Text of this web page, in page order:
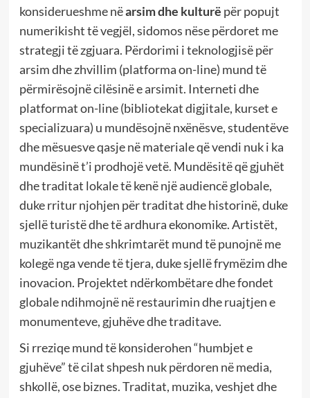
konsiderueshme nëarsim dhe kulturë për popujt
numerikisht të vegjël, sidomos nëse përdoret me
strategji të zgjuara. Përdorimi i teknologjisë për
arsim dhe zhvillim (platforma on-line) mund të
përmirësojnë cilësinë e arsimit. Interneti dhe
platformat on-line (bibliotekat digjitale, kurset e
specializuara) u mundësojnë nxënësve, studentëve
dhe mësuesve qasje në materiale që vendi nuk i ka
mundësinë t’i prodhojë vetë. Mundësitë që gjuhët
dhe traditat lokale të kenë një audiencë globale,
duke rritur njohjen për traditat dhe historinë, duke
sjellë turistë dhe të ardhura ekonomike. Artistët,
muzikantët dhe shkrimtarët mund të punojnë me
kolegë nga vende të tjera, duke sjellë frymëzim dhe
inovacion. Projektet ndërkombëtare dhe fondet
globale ndihmojnë në restaurimin dhe ruajtjen e
monumenteve, gjuhëve dhe traditave.
Si rreziqe mund të konsiderohen “humbjet e
gjuhëve” të cilat shpesh nuk përdoren në media,
shkollë, ose biznes. Traditat, muzika, veshjet dhe